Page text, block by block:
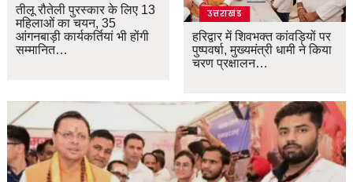
तीलू रौतेली पुरस्कार के लिए 13
महिलाओं का चयन, 35
आंगनबाड़ी कार्यकर्तियां भी होंगी
सम्मानित…
उत्तराखंड
हरिद्वार में शिवभक्त कांवड़ियों पर
पुष्पवर्षा, मुख्यमंत्री धामी ने किया
चरण प्रक्षालन…